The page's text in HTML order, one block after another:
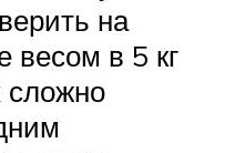
на
весом в 5 кг
сложно